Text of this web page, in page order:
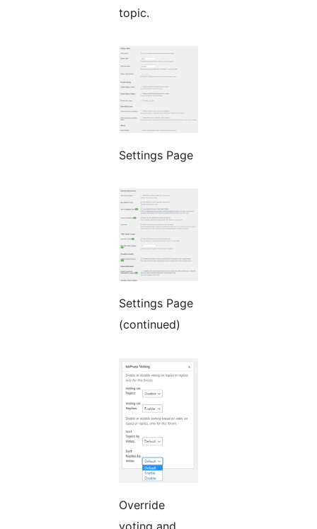
topic.
Settings Page
Settings Page
(continued)
Override